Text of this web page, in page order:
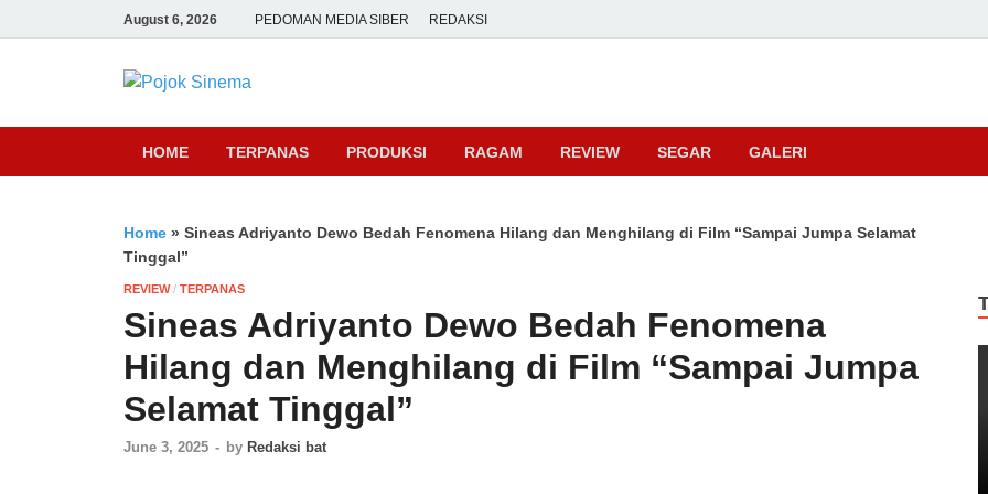
August 6, 2026 PEDOMAN MEDIA SIBER REDAKSI
Pojok Sinema
HOME TERPANAS PRODUKSI RAGAM REVIEW SEGAR GALERI
Home » Sineas Adriyanto Dewo Bedah Fenomena Hilang dan Menghilang di Film “Sampai Jumpa Selamat
Tinggal”
REVIEW/ TERPANAS
Sineas Adriyanto Dewo Bedah Fenomena
Hilang dan Menghilang di Film “Sampai Jumpa
Selamat Tinggal”
June 3, 2025 - by Redaksi bat